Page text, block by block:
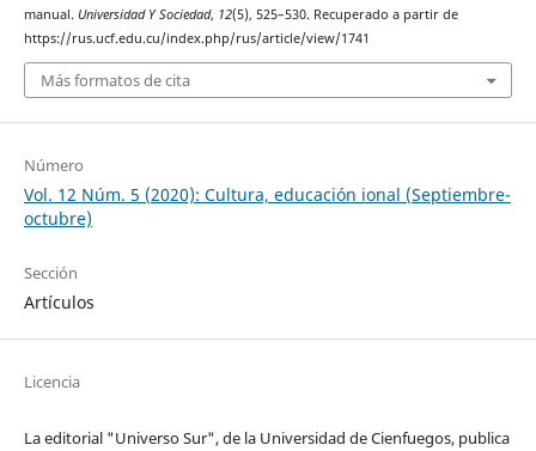
manual. Universidad Y Sociedad, 12(5), 525–530. Recuperado a partir de
https://rus.ucf.edu.cu/index.php/rus/article/view/1741
Más formatos de cita
Número
Vol. 12 Núm. 5 (2020): Cultura, educación ional (Septiembre-
octubre)
Sección
Artículos
Licencia
La editorial "Universo Sur", de la Universidad de Cienfuegos, publica